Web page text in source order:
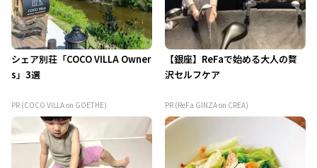
シェア別荘「COCO VILLA Owner
s」3選
PR (COCO VILLA on GOETHE)
【銀座】ReFaで始める大人の贅
沢セルフケア
PR (ReFa GINZA on CREA)